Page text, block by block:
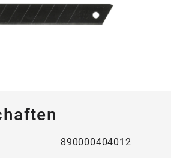
890000404012